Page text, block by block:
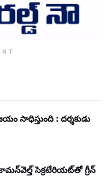
సాధిస్తుంది : దర్శకుడు
సెక్రటేరియట్‌తో గ్రీన్